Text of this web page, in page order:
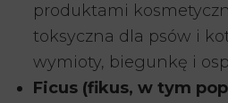
produktami
toksyczna dla psów i
wymioty, biegunkę i
Ficus (fikus, w tym